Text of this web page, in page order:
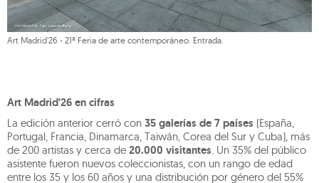
Art Madrid'26 - 21ª Feria de arte contemporáneo. Entrada.
Art Madrid'26 en cifras
La edición anterior cerró con 35 galerías de 7 países (España,
Portugal, Francia, Dinamarca, Taiwán, Corea del Sur y Cuba), más
de 200 artistas y cerca de 20.000 visitantes. Un 35% del público
asistente fueron nuevos coleccionistas, con un rango de edad
entre los 35 y los 60 años y una distribución por género del 55%